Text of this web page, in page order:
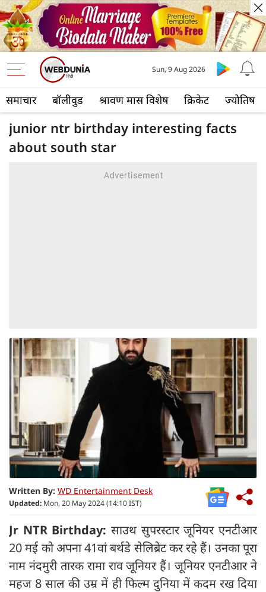
समाचार बॉलीवुड श्रावण मास विशेष क्रिकेट ज्योतिष
Sun, 9 Aug 2026
junior ntr birthday interesting facts
about south star
Written By: WD Entertainment Desk
Updated: Mon, 20 May 2024 (14:10 IST)
Jr NTR Birthday: साउथ सुपरस्टार जूनियर एनटीआर
20 मई को अपना 41वां बर्थडे सेलिब्रेट कर रहे हैं। उनका पूरा
नाम नंदमुरी तारक रामा राव जूनियर हैं। जूनियर एनटीआर ने
महज 8 साल की उम्र में ही फिल्म दुनिया में कदम रख दिया